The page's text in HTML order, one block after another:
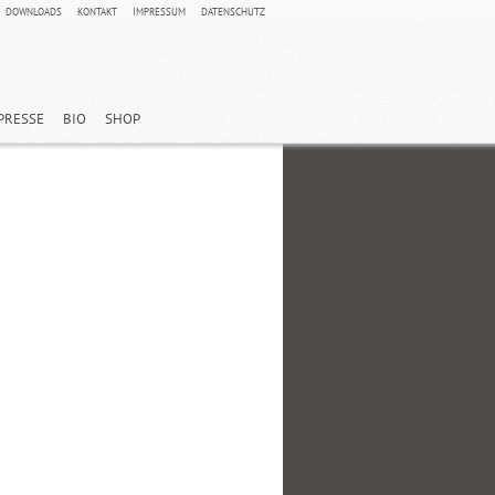
DOWNLOADS KONTAKT IMPRESSUM DATENSCHUTZ
BIO SHOP